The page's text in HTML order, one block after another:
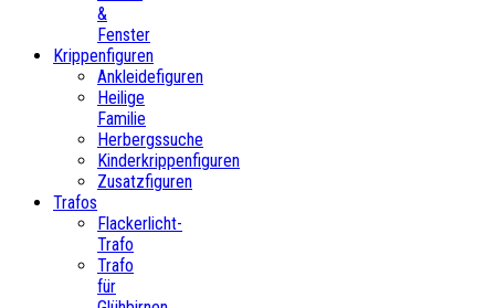
&
Fenster
Krippenfiguren
Ankleidefiguren
Heilige
Familie
Herbergssuche
Kinderkrippenfiguren
Zusatzfiguren
Trafos
Flackerlicht-
Trafo
Trafo
für